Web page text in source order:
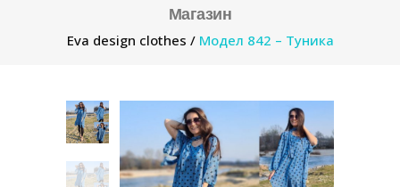
Магазин
Eva design clothes / Модел 842 – Туника